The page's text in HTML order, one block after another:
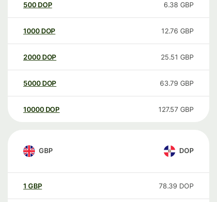
500 DOP 6.38 GBP
1000 DOP 12.76 GBP
2000 DOP 25.51 GBP
5000 DOP 63.79 GBP
10000 DOP 127.57 GBP
GBP DOP
1 GBP 78.39 DOP